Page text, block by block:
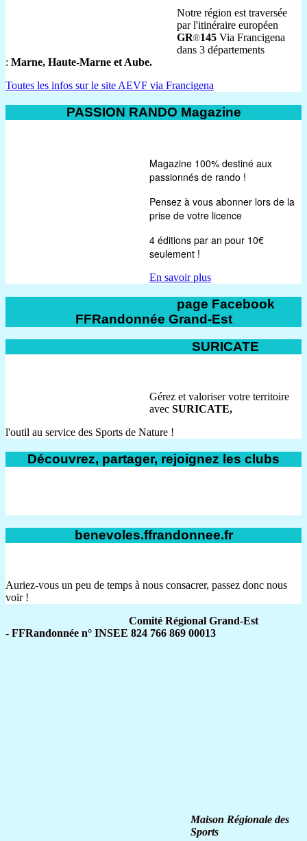
Notre région est traversée
par l'itinéraire européen
GR®145 Via Francigena
dans 3 départements
: Marne, Haute-Marne et Aube.
Toutes les infos sur le site AEVF via Francigena
PASSION RANDO Magazine
Magazine 100% destiné aux
passionnés de rando !
Pensez à vous abonner lors de la
prise de votre licence
4 éditions par an pour 10€
seulement !
En savoir plus
page Facebook
FFRandonnée Grand-Est
SURICATE
Gérez et valoriser votre territoire
avec SURICATE,
l'outil au service des Sports de Nature !
Découvrez, partager, rejoignez les clubs
benevoles.ffrandonnee.fr
Auriez-vous un peu de temps à nous consacrer, passez donc nous
voir !
Comité Régional Grand-Est
- FFRandonnée n° INSEE 824 766 869 00013
Maison Régionale des
Sports